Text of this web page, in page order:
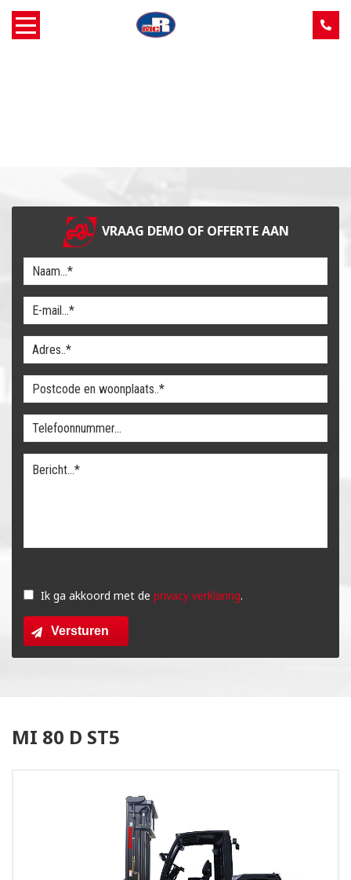
Service
Machine aanbod
Nieuws
Contact
VRAAG DEMO OF OFFERTE AAN
dit
veld
leeg
Ik ga akkoord met de privacy verklaring.
Versturen
MI 80 D ST5